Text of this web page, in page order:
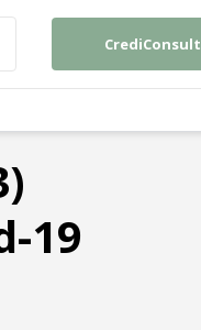
CrediConsult
19